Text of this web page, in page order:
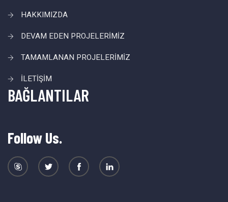
HAKKIMIZDA
DEVAM EDEN PROJELERİMİZ
TAMAMLANAN PROJELERİMİZ
İLETİŞİM
BAĞLANTILAR
Follow Us.